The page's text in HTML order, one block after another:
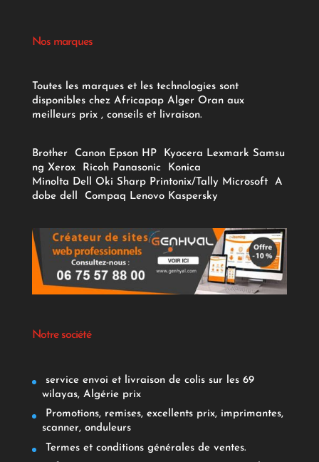
Nos marques
Toutes les marques et les technologies sont
disponibles chez Africapap Alger Oran aux
meilleurs prix , conseils et livraison.
Brother Canon Epson HP Kyocera Lexmark Samsu
ng Xerox Ricoh Panasonic
Konica
Minolta Dell Oki Sharp Printonix/Tally Microsoft
A
dobe dell Compaq Lenovo Kaspersky
Notre société
service envoi et livraison de colis sur les 69
wilayas, Algérie prix
Promotions, remises, excellents prix, imprimantes,
scanner, onduleurs
Termes et conditions générales de ventes.